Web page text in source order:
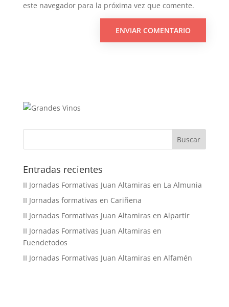
este navegador para la próxima vez que comente.
Buscar
Entradas recientes
II Jornadas Formativas Juan Altamiras en La Almunia
II Jornadas formativas en Cariñena
II Jornadas Formativas Juan Altamiras en Alpartir
II Jornadas Formativas Juan Altamiras en
Fuendetodos
II Jornadas Formativas Juan Altamiras en Alfamén